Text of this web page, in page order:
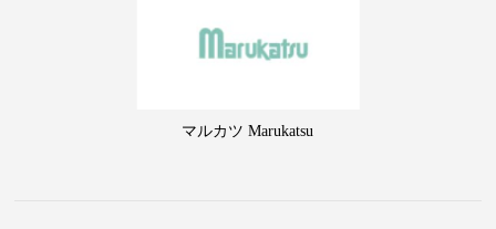
マルカツ Marukatsu